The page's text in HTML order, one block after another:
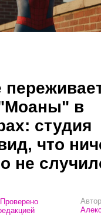
в
студия
что
не
Проверено